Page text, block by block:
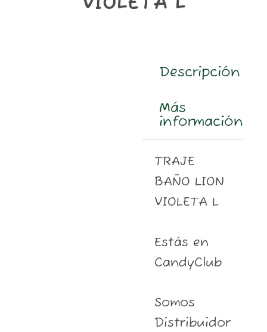
Descripción
Más
información
TRAJE
BAÑO LION
VIOLETA L
Estás en
CandyClub
Somos
Distribuidor